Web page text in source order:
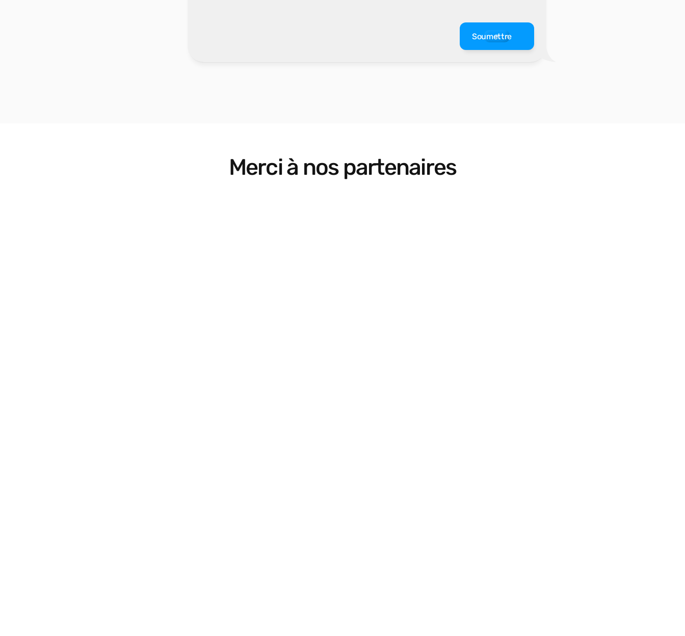
Soumettre
Merci à nos partenaires